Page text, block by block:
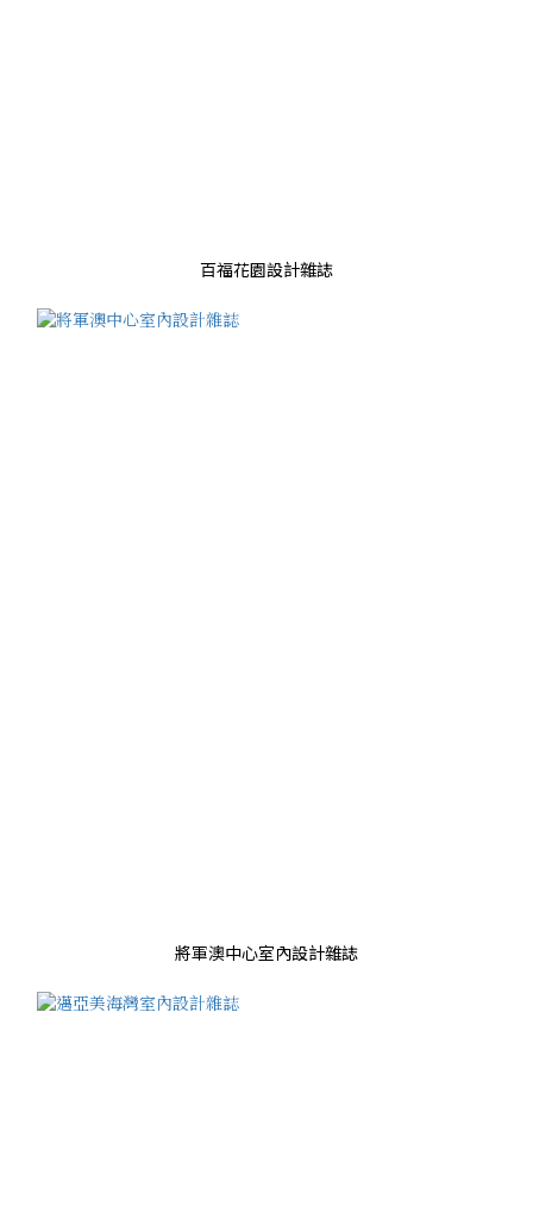
百福花園設計雜誌
將軍澳中心室內設計雜誌